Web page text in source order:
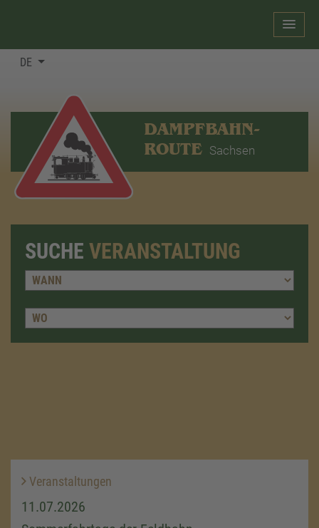
DE
DAMPFBAHN-
ROUTE Sachsen
SUCHE VERANSTALTUNG
Veranstaltungen
11.07.2026